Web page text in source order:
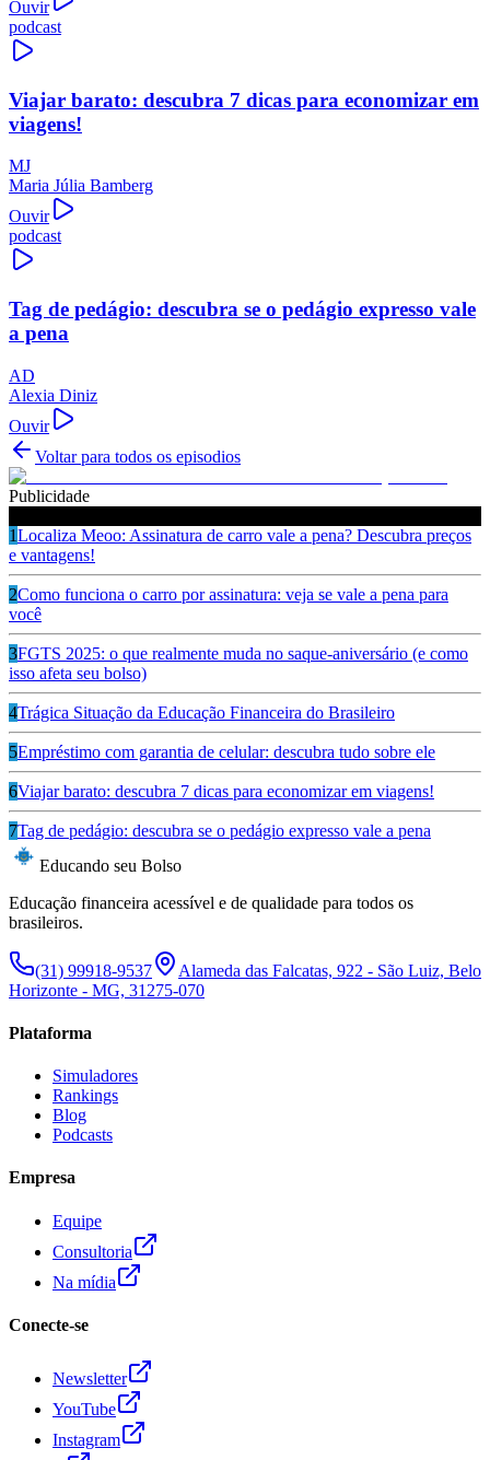
Ouvir
podcast
Viajar barato: descubra 7 dicas para economizar em
viagens!
MJ
Maria Júlia Bamberg
Ouvir
podcast
Tag de pedágio: descubra se o pedágio expresso vale
a pena
AD
Alexia Diniz
Ouvir
Voltar para todos os episodios
Publicidade
1Localiza Meoo: Assinatura de carro vale a pena? Descubra preços
e vantagens!
2Como funciona o carro por assinatura: veja se vale a pena para
você
3FGTS 2025: o que realmente muda no saque-aniversário (e como
isso afeta seu bolso)
4Trágica Situação da Educação Financeira do Brasileiro
5Empréstimo com garantia de celular: descubra tudo sobre ele
6Viajar barato: descubra 7 dicas para economizar em viagens!
7Tag de pedágio: descubra se o pedágio expresso vale a pena
Educando seu Bolso
Educação financeira acessível e de qualidade para todos os
brasileiros.
(31) 99918-9537
Alameda das Falcatas, 922 - São Luiz, Belo
Horizonte - MG, 31275-070
Plataforma
Simuladores
Rankings
Blog
Podcasts
Empresa
Equipe
Consultoria
Na mídia
Conecte-se
Newsletter
YouTube
Instagram